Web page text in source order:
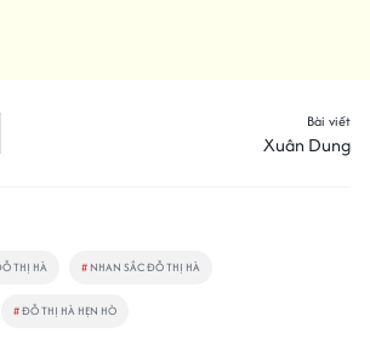
Bài viết
Xuân Dung
THỊ HÀ # NHAN SẮC ĐỖ THỊ HÀ
#ĐỖ THỊ HÀ HẸN HÒ